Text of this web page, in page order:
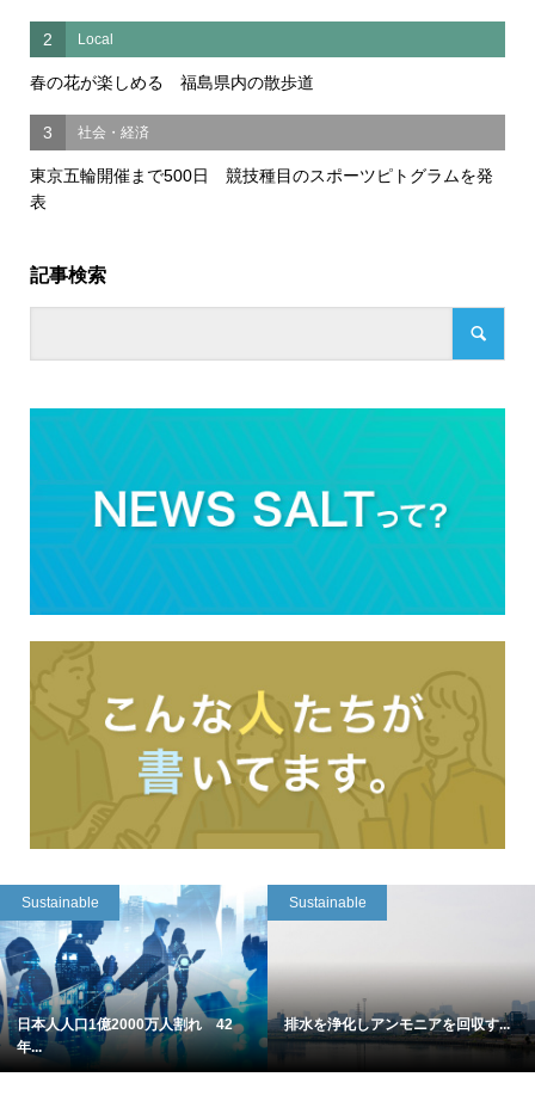
2 Local
春の花が楽しめる 福島県内の散歩道
3 社会・経済
東京五輪開催まで500日 競技種目のスポーツピトグラムを発
表
記事検索
Sustainable
日本人人口1億2000万人割れ 42
年...
Sustainable
排水を浄化しアンモニアを回収す...